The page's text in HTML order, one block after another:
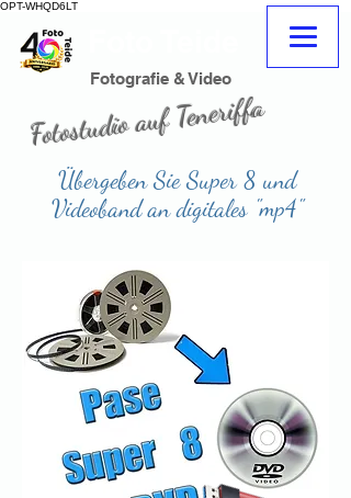
OPT-WHQD6LT
Fotograf
adeje
Fotografie & Video
Fotostudio auf Teneriffa
Übergeben Sie Super 8 und
Videoband an digitales "mp4"
Passieren Super8 zu digital